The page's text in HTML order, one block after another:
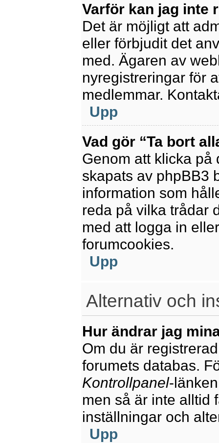
Varför kan jag inte
Det är möjligt att
eller förbjudit det
med. Ägaren av
nyregistreringar för
medlemmar.
Upp
Vad gör “Ta bort
Genom att klicka på
skapats av phpBB3
information som
reda på vilka trådar
med att logga in
forumcookies.
Upp
Alternativ och
Hur ändrar jag
Om du är
forumets databas.
Kontrollpanel-
men så är inte alltid
inställningar och
Upp